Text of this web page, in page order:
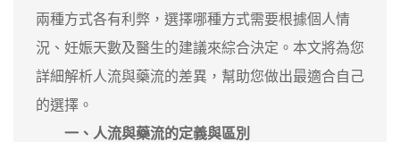
兩種方式各有利弊，選擇哪種方式需要根據個人情
況、妊娠天數及醫生的建議來綜合決定。本文將為您
詳細解析人流與藥流的差異，幫助您做出最適合自己
的選擇。
‌一、人流與藥流的定義與區別‌